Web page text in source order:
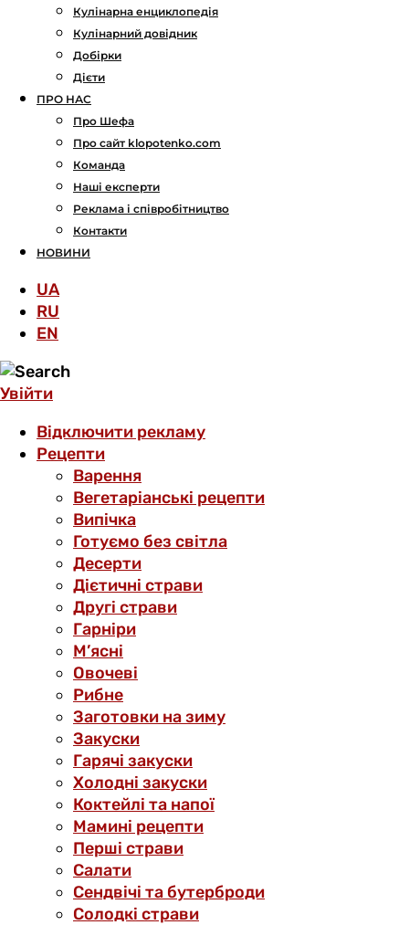
Кулінарна енциклопедія
Кулінарний довідник
Добірки
Дієти
ПРО НАС
Про Шефа
Про сайт klopotenko.com
Команда
Наші експерти
Реклама і співробітництво
Контакти
НОВИНИ
UA
RU
EN
Увійти
Відключити рекламу
Рецепти
Варення
Вегетаріанські рецепти
Випічка
Готуємо без світла
Десерти
Дієтичні страви
Другі страви
Гарніри
М’ясні
Овочеві
Рибне
Заготовки на зиму
Закуски
Гарячі закуски
Холодні закуски
Коктейлі та напої
Мамині рецепти
Перші страви
Салати
Сендвічі та бутерброди
Солодкі страви